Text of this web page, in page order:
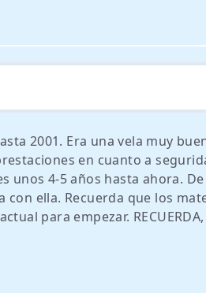
2001. Era una vela muy
en cuanto a
unos 4-5 años hasta ahora.
ella. Recuerda que los
para empezar. RECUERDA,